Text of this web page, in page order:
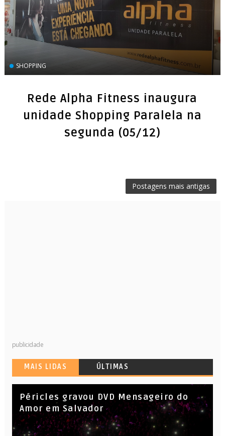
SHOPPING
Rede Alpha Fitness inaugura
unidade Shopping Paralela na
segunda (05/12)
Postagens mais antigas
publicidade
MAIS LIDAS ÚLTIMAS
Péricles gravou DVD Mensageiro do
Amor em Salvador